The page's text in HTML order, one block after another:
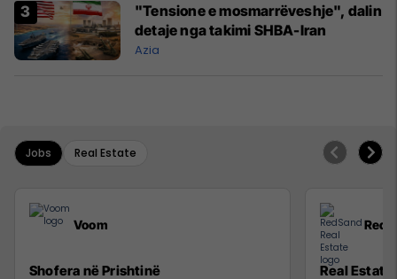
"Tensione e mosmarrëveshje", dalin
detaje nga takimi SHBA-Iran
Azia
Jobs Real Estate
Voom
Shofera në Prishtinë Real Estate